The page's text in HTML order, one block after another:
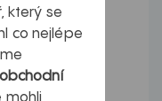
mi udělaly
a...
který se
co nejlépe
obchodní
mohli